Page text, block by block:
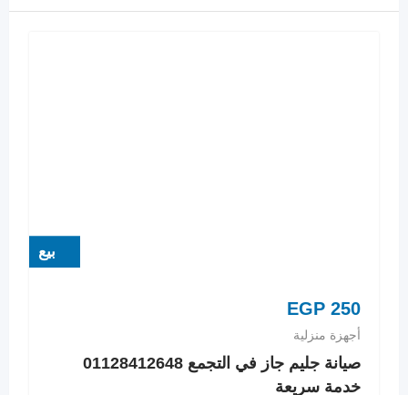
بيع
EGP 250
أجهزة منزلية
صيانة جليم جاز في التجمع 01128412648
خدمة سريعة